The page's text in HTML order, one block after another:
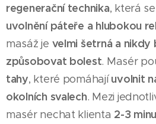
regenerační technika, která
uvolnění páteře a hlubokou
masáž je velmi šetrná a nikdy
způsobovat bolest. Masér
tahy, které pomáhajíuvolnit
okolních svalech. Mezi
masér nechat klienta 2-3